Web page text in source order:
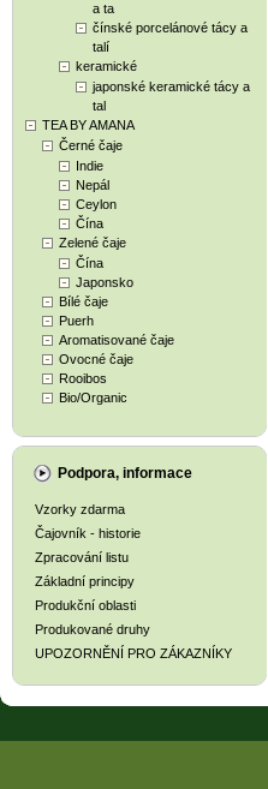
a ta
čínské porcelánové tácy a
talí
keramické
japonské keramické tácy a
tal
TEA BY AMANA
Černé čaje
Indie
Nepál
Ceylon
Čína
Zelené čaje
Čína
Japonsko
Bílé čaje
Puerh
Aromatisované čaje
Ovocné čaje
Rooibos
Bio/Organic
Podpora, informace
Vzorky zdarma
Čajovník - historie
Zpracování listu
Základní principy
Produkční oblasti
Produkované druhy
UPOZORNĚNÍ PRO ZÁKAZNÍKY